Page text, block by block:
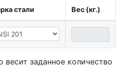
стали Вес (кг.)
весит заданное количество